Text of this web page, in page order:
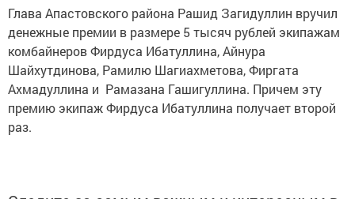
Глава Апастовского района Рашид Загидуллин вручил
денежные премии в размере 5 тысяч рублей экипажам
комбайнеров Фирдуса Ибатуллина, Айнура
Шайхутдинова, Рамилю Шагиахметова, Фиргата
Ахмадуллина и Рамазана Гашигуллина. Причем эту
премию экипаж Фирдуса Ибатуллина получает второй
раз.